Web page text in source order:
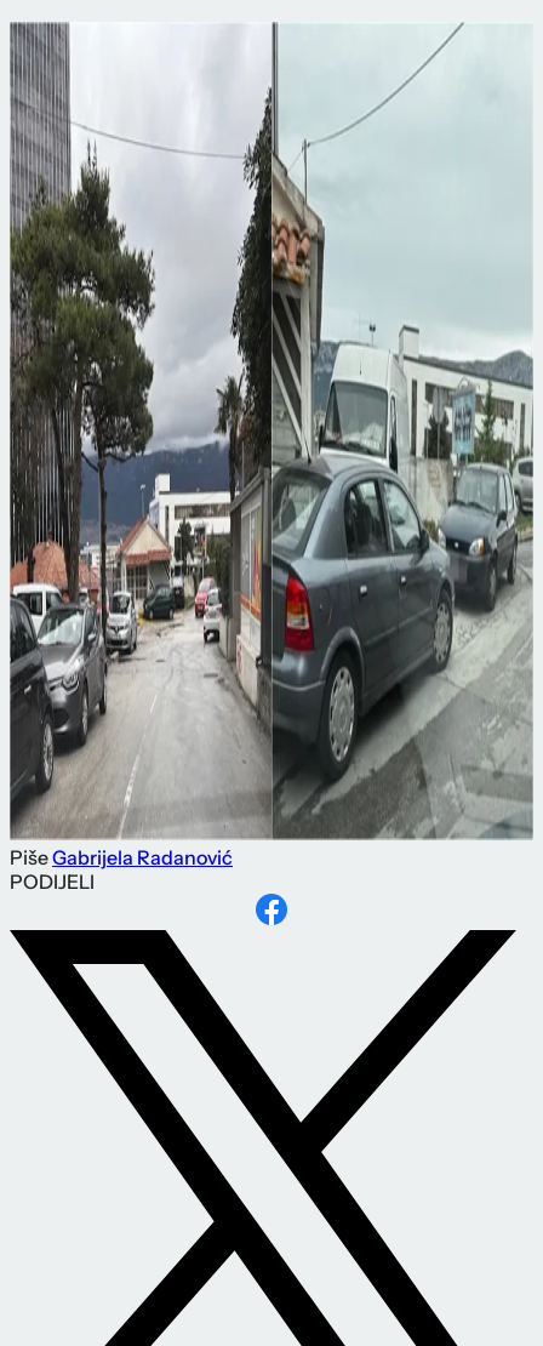
PišeGabrijela Radanović
PODIJELI